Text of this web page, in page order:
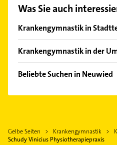
Hier finden Sie alle
Was Sie auch
Krankengymnastik in
Feldkirchen
Niederbieber
Krankengymnastik in der
Weißenthurm
Kettig bei Koblenz
Bendorf Rhein
Beliebte Suchen in Neuwied
Kanalreinigung
Gelbe Seiten Krankengymnastik
Schudy Vinicius Physiotherapiepraxis